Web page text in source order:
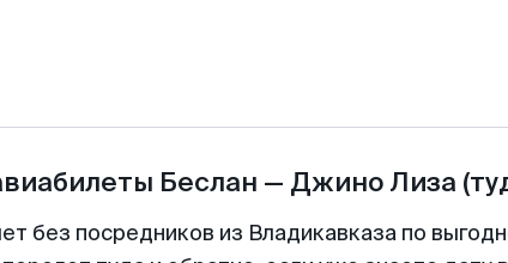
Беслан — Джино Лиза
без посредников из Владикавказа по